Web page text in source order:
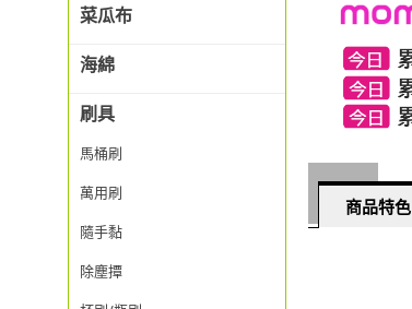
菜瓜布
海綿
刷具
馬桶刷
萬用刷
隨手黏
除塵撢
商品特色